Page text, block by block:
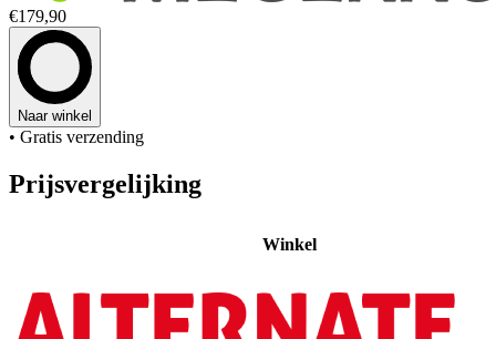
€179,90
Naar winkel
• Gratis verzending
Prijsvergelijking
Winkel